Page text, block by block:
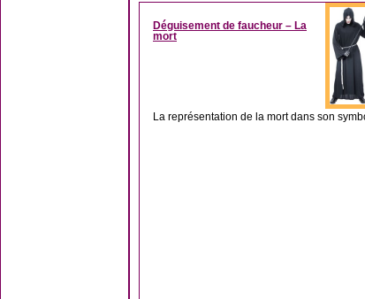
Déguisement de faucheur – La
mort
La représentation de la mort dans son